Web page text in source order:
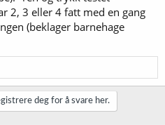
2, 3 eller 4 fatt med en gang
(beklager barnehage
deg for å svare her.